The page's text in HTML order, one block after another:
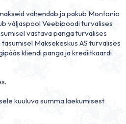
vahendab ja pakub Montonio
väljaspool Veebipoodi turvalises
vastava panga turvalises
Maksekeskus AS turvalises
kliendi panga ja krediitkaardi
kuuluva summa laekumisest